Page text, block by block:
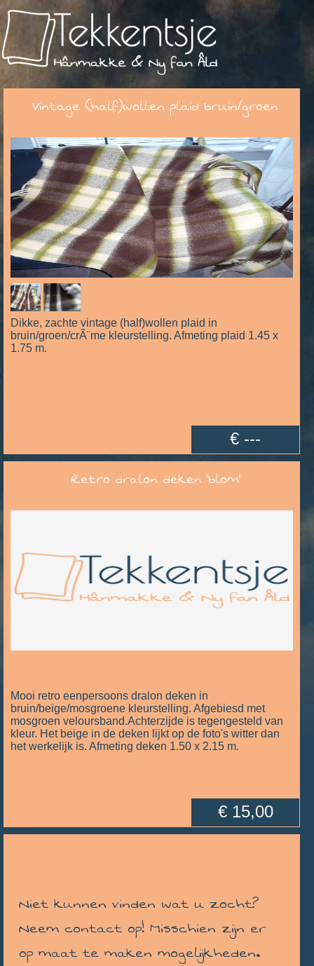
Vintage (half)wollen plaid bruin/groen
Dikke, zachte vintage (half)wollen plaid in
bruin/groen/crÃ¨me kleurstelling. Afmeting plaid 1.45 x
1.75 m.
€ ---
Retro dralon deken 'blom'
Mooi retro eenpersoons dralon deken in
bruin/beige/mosgroene kleurstelling. Afgebiesd met
mosgroen veloursband.Achterzijde is tegengesteld van
kleur. Het beige in de deken lijkt op de foto's witter dan
het werkelijk is. Afmeting deken 1.50 x 2.15 m.
€ 15,00
Niet kunnen vinden wat u zocht?
Neem contact op! Misschien zijn er
op maat te maken mogelijkheden.